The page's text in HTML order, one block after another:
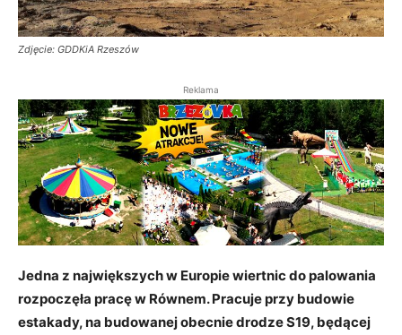
Zdjęcie: GDDKiA Rzeszów
Reklama
Jedna z największych w Europie wiertnic do palowania
rozpoczęła pracę w Równem. Pracuje przy budowie
estakady, na budowanej obecnie drodze S19, będącej